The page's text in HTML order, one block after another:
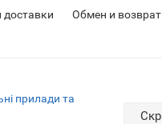
доставки Обмен и